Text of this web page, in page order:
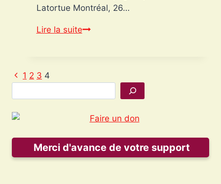
Latortue Montréal, 26…
Lire la suiteDany
FIFBM
une
célébration
de
l’écriture
Navigation
de
page
Page
1 2 3 4
Merci d'avance de votre support